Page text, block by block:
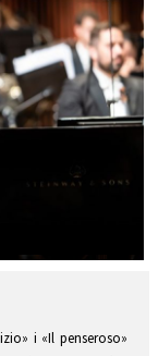
i «Il penseroso»